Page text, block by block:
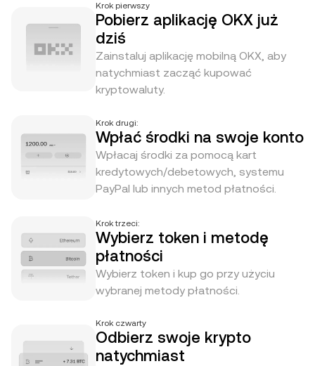
Krok pierwszy
Pobierz aplikację OKX już
dziś
Zainstaluj aplikację mobilną OKX, aby
natychmiast zacząć kupować
kryptowaluty.
Krok drugi:
Wpłać środki na swoje konto
Wpłacaj środki za pomocą kart
kredytowych/debetowych, systemu
PayPal lub innych metod płatności.
Krok trzeci:
Wybierz token i metodę
płatności
Wybierz token i kup go przy użyciu
wybranej metody płatności.
Krok czwarty
Odbierz swoje krypto
natychmiast